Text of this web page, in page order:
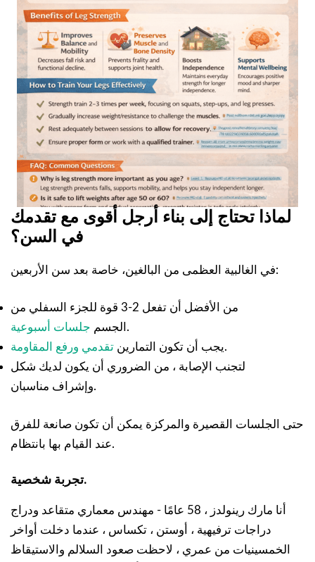
لماذا تحتاج إلى بناء أرجل أقوى مع تقدمك
في السن؟
في الغالبية العظمى من البالغين، خاصة بعد سن الأربعين:
من الأفضل أن تفعل 2-3 قوة للجزء السفلي من
الجسم جلسات أسبوعية
.
يجب أن تكون التمارين تقدمي ورفع المقاومة
.
لتجنب الإصابة ، من الضروري أن يكون لديك شكل
وإشراف مناسبان.
حتى الجلسات القصيرة والمركزة يمكن أن تكون صانعة للفرق
عند القيام بها بانتظام.
تجربة شخصية.
أنا مارك رينولدز ، 58 عامًا - مهندس معماري متقاعد ودراج
دراجات ترفيهية ، أوستن ، تكساس ، عندما دخلت أواخر
الخمسينيات من عمري ، لاحظت صعود السلالم والاستيقاظ